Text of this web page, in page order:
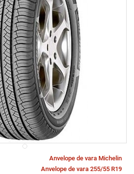
Anvelope de vara Michelin
Anvelope de vara 255/55 R19